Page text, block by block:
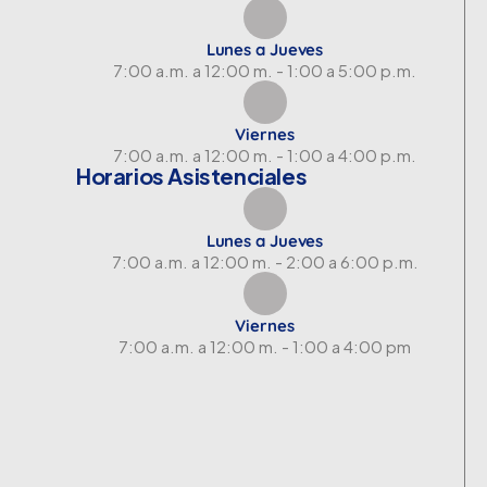
Lunes a Jueves
7:00 a.m. a 12:00 m. - 1:00 a 5:00 p.m.
Viernes
7:00 a.m. a 12:00 m. - 1:00 a 4:00 p.m.
Horarios Asistenciales
Lunes a Jueves
7:00 a.m. a 12:00 m. - 2:00 a 6:00 p.m.
Viernes
7:00 a.m. a 12:00 m. - 1:00 a 4:00 pm